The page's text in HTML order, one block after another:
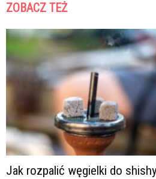
ZOBACZ TEŻ
Jak rozpalić węgielki do